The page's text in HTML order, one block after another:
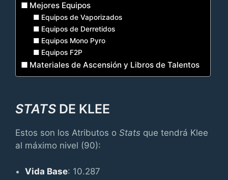
Mejores Equipos
Equipos de Vaporizados
Equipos de Derretidos
Equipos Mono Pyro
Equipos F2P
Materiales de Ascensión y Libros de Talentos
STATS DE KLEE
Estos son los Atributos o Stats que tendrá Klee
al máximo nivel (90):
Vida Base: 10.287